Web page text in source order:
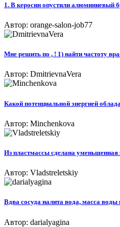
1. В керосин опустили алюминиевый
Автор: orange-salon-job77
Мне решить по , ! 1) найти частоту
Автор: DmitrievnaVera
Какой потенциальной энергией
Автор: Minchenkova
Из пластмассы сделана уменьшенная
Автор: Vladstreletskiy
Вдва сосуда налита вода, масса воды
Автор: darialyagina